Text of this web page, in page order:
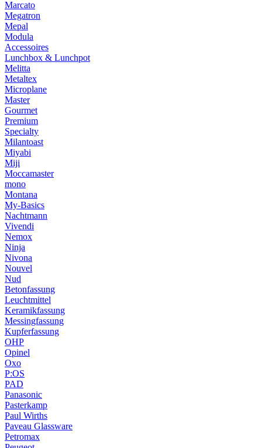
Marcato
Megatron
Mepal
Modula
Accessoires
Lunchbox & Lunchpot
Melitta
Metaltex
Microplane
Master
Gourmet
Premium
Specialty
Milantoast
Miyabi
Miji
Moccamaster
mono
Montana
My-Basics
Nachtmann
Vivendi
Nemox
Ninja
Nivona
Nouvel
Nud
Betonfassung
Leuchtmittel
Keramikfassung
Messingfassung
Kupferfassung
OHP
Opinel
Oxo
P:OS
PAD
Panasonic
Pasterkamp
Paul Wirths
Paveau Glassware
Petromax